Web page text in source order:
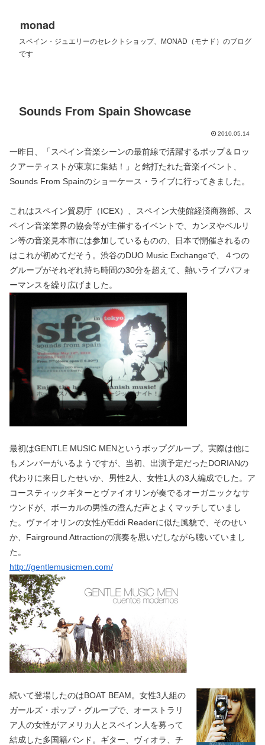
monad
スペイン・ジュエリーのセレクトショップ、MONAD（モナド）のブログ
です
Sounds From Spain Showcase
2010.05.14
一昨日、「スペイン音楽シーンの最前線で活躍するポップ＆ロッ
クアーティストが東京に集結！」と銘打たれた音楽イベント、
Sounds From Spainのショーケース・ライブに行ってきました。
これはスペイン貿易庁（ICEX）、スペイン大使館経済商務部、ス
ペイン音楽業界の協会等が主催するイベントで、カンヌやベルリ
ン等の音楽見本市には参加しているものの、日本で開催されるの
はこれが初めてだそう。渋谷のDUO Music Exchangeで、４つの
グループがそれぞれ持ち時間の30分を超えて、熱いライブパフォ
ーマンスを繰り広げました。
最初はGENTLE MUSIC MENというポップグループ。実際は他に
もメンバーがいるようですが、当初、出演予定だったDORIANの
代わりに来日したせいか、男性2人、女性1人の3人編成でした。ア
コースティックギターとヴァイオリンが奏でるオーガニックなサ
ウンドが、ボーカルの男性の澄んだ声とよくマッチしていまし
た。ヴァイオリンの女性がEddi Readerに似た風貌で、そのせい
か、Fairground Attractionの演奏を思いだしながら聴いていまし
た。
http://gentlemusicmen.com/
続いて登場したのはBOAT BEAM。女性3人組の
ガールズ・ポップ・グループで、オーストラリ
ア人の女性がアメリカ人とスペイン人を募って
結成した多国籍バンド。ギター、ヴィオラ、チ